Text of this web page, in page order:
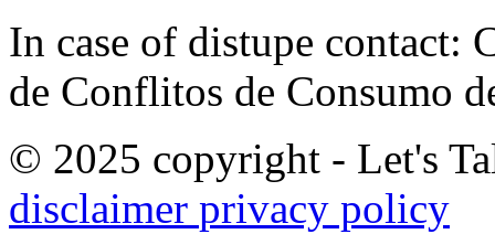
In case of distupe contact:
de Conflitos de Consumo
© 2025 copyright - Let's
disclaimer privacy policy